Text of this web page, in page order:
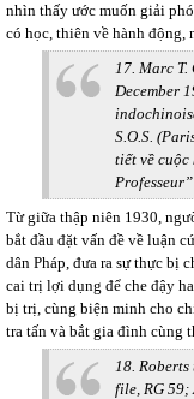
nhìn thấy ước muốn giải
có học, thiên về hành động,
17. Marc T.
December
S.O.S.
tiết về cuộc
Từ giữa thập niên 1930,
bắt đầu đặt vấn đề về luận
dân Pháp, đưa ra sự thực bị
cai trị lợi dụng để che đậy
bị trị, cùng biện minh cho
tra tấn và bắt gia đình cùng
18.
file, RG 59;